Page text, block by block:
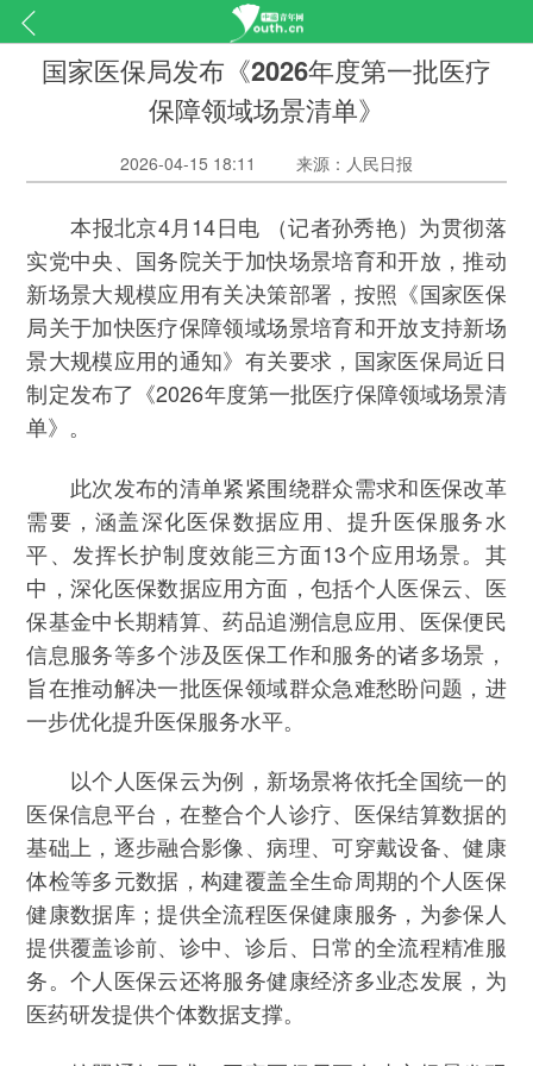
国家医保局发布《2026年度第一批医疗
保障领域场景清单》
2026-04-15 18:11 来源：人民日报
本报北京4月14日电 （记者孙秀艳）为贯彻落
实党中央、国务院关于加快场景培育和开放，推动
新场景大规模应用有关决策部署，按照《国家医保
局关于加快医疗保障领域场景培育和开放支持新场
景大规模应用的通知》有关要求，国家医保局近日
制定发布了《2026年度第一批医疗保障领域场景清
单》。
此次发布的清单紧紧围绕群众需求和医保改革
需要，涵盖深化医保数据应用、提升医保服务水
平、发挥长护制度效能三方面13个应用场景。其
中，深化医保数据应用方面，包括个人医保云、医
保基金中长期精算、药品追溯信息应用、医保便民
信息服务等多个涉及医保工作和服务的诸多场景，
旨在推动解决一批医保领域群众急难愁盼问题，进
一步优化提升医保服务水平。
以个人医保云为例，新场景将依托全国统一的
医保信息平台，在整合个人诊疗、医保结算数据的
基础上，逐步融合影像、病理、可穿戴设备、健康
体检等多元数据，构建覆盖全生命周期的个人医保
健康数据库；提供全流程医保健康服务，为参保人
提供覆盖诊前、诊中、诊后、日常的全流程精准服
务。个人医保云还将服务健康经济多业态发展，为
医药研发提供个体数据支撑。